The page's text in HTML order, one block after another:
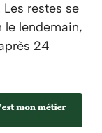
restes se
le lendemain,
24